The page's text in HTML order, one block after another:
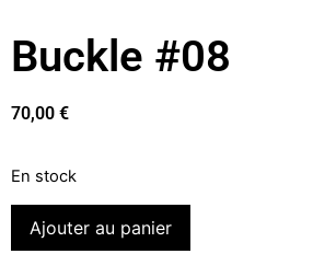
Buckle #08
70,00 €
En stock
Ajouter au panier